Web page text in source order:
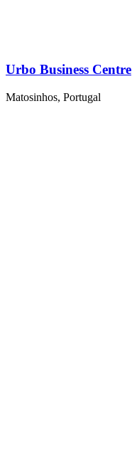
Urbo Business Centre
Matosinhos, Portugal